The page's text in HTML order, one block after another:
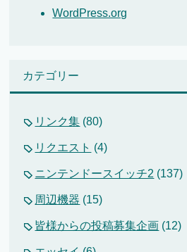
WordPress.org
カテゴリー
リンク集 (80)
リクエスト (4)
ニンテンドースイッチ2 (137)
周辺機器 (15)
皆様からの投稿募集企画 (12)